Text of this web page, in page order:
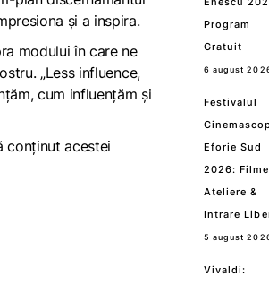
și a inspira.
modului în care ne
„Less influence,
cum influențăm și
conținut acestei
Program
Gratuit
6 august
Festivalul
Eforie Sud
2026:
Ateliere &
Intrare
5 august
Vivaldi: